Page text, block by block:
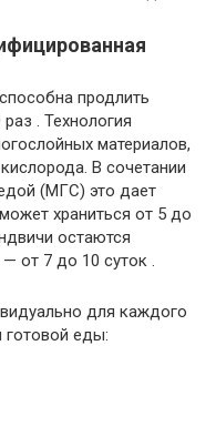
продлить
. Технология
материалов,
В сочетании
(МГС) это дает
храниться от 5 до
остаются
от 7 до 10 суток .
для каждого
готовой еды: